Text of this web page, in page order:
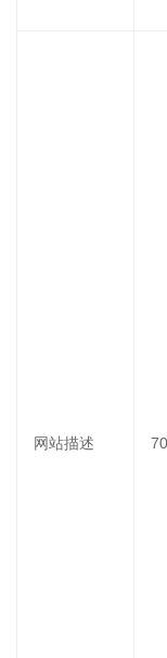
网站描述 70